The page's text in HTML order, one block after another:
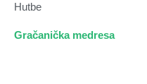
Hutbe
Gračanička medresa